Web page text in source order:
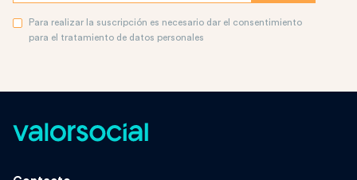
Para realizar la suscripción es necesario dar el consentimiento
para el tratamiento de datos personales